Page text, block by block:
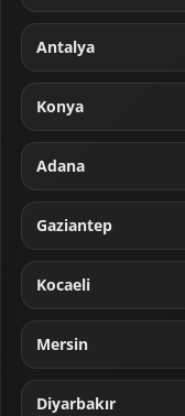
Antalya
Konya
Adana
Gaziantep
Kocaeli
Mersin
Diyarbakır